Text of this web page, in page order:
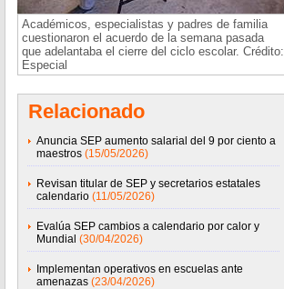
Académicos, especialistas y padres de familia
cuestionaron el acuerdo de la semana pasada
que adelantaba el cierre del ciclo escolar. Crédito:
Especial
Relacionado
Anuncia SEP aumento salarial del 9 por ciento a
maestros (15/05/2026)
Revisan titular de SEP y secretarios estatales
calendario (11/05/2026)
Evalúa SEP cambios a calendario por calor y
Mundial (30/04/2026)
Implementan operativos en escuelas ante
amenazas (23/04/2026)